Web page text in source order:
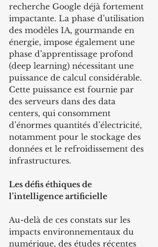
recherche Google déjà fortement
impactante. La phase d’utilisation
des modèles IA, gourmande en
énergie, impose également une
phase d’apprentissage profond
(deep learning) nécessitant une
puissance de calcul considérable.
Cette puissance est fournie par
des serveurs dans des data
centers, qui consomment
d’énormes quantités d’électricité,
notamment pour le stockage des
données et le refroidissement des
infrastructures.
Les défis éthiques de
l’intelligence artificielle
Au-delà de ces constats sur les
impacts environnementaux du
numérique, des études récentes